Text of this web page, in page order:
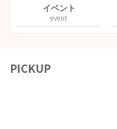
イベント
event
PICKUP